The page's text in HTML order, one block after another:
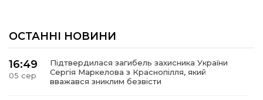
ОСТАННІ НОВИНИ
16:49
05 сер
Підтвердилася загибель захисника України
Сергія Маркелова з Краснопілля, який
вважався зниклим безвісти